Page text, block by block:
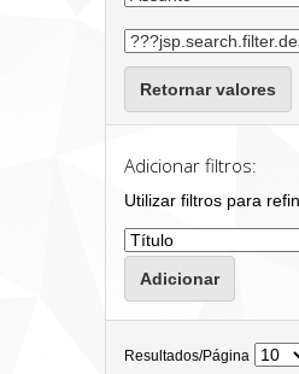
Retornar valores
Adicionar filtros:
Utilizar filtros para
Resultados/Página